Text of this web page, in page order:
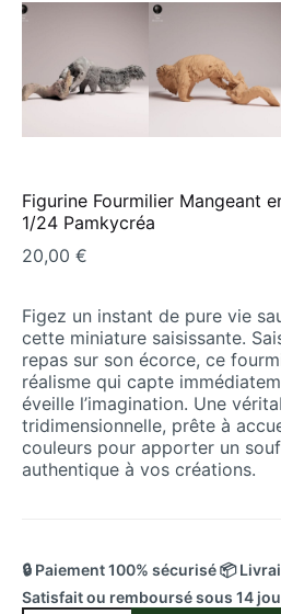
Figurine Fourmilier Mangeant
1/24 Pamkycréa
20,00 €
Figez un instant de pure vie
cette miniature saisissante.
repas sur son écorce, ce
réalisme qui capte
éveille l’imagination. Une
tridimensionnelle, prête à
couleurs pour apporter un
authentique à vos créations.
🔒 Paiement 100% sécurisé 📦
Satisfait ou remboursé sous 14